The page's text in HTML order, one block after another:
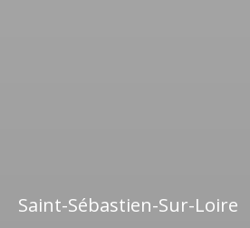
Saint-Sébastien-Sur-Loire